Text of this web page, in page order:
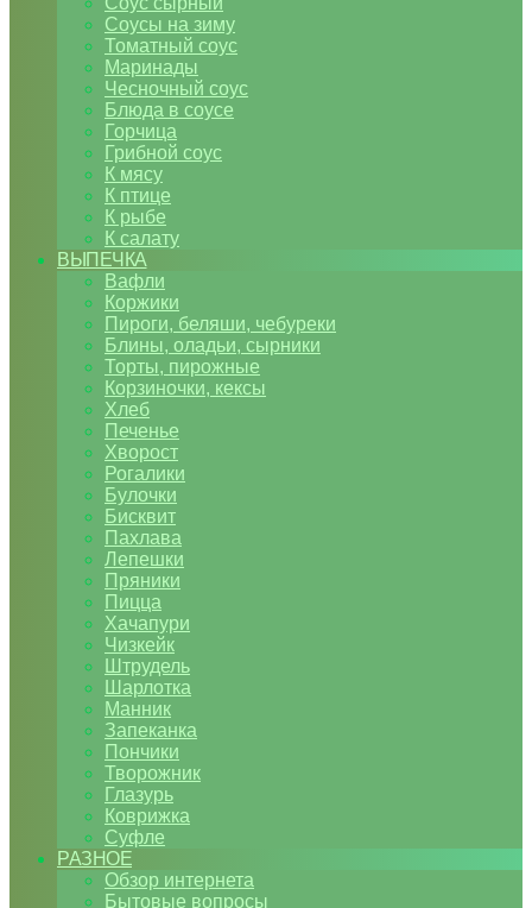
Соусы на зиму
Томатный соус
Маринады
Чесночный соус
Блюда в соусе
Горчица
Грибной соус
К мясу
К птице
К рыбе
К салату
ВЫПЕЧКА
Вафли
Коржики
Пироги, беляши, чебуреки
Блины, оладьи, сырники
Торты, пирожные
Корзиночки, кексы
Хлеб
Печенье
Хворост
Рогалики
Булочки
Бисквит
Пахлава
Лепешки
Пряники
Пицца
Хачапури
Чизкейк
Штрудель
Шарлотка
Манник
Запеканка
Пончики
Творожник
Глазурь
Коврижка
Суфле
РАЗНОЕ
Обзор интернета
Бытовые вопросы